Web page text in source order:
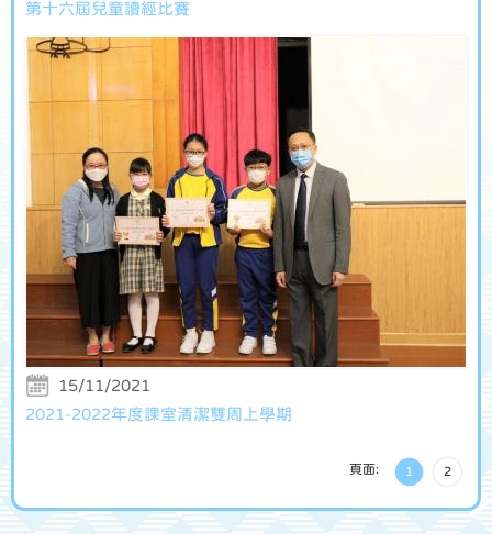
第十六屆兒童讀經比賽
15/11/2021
2021-2022年度課室清潔雙周上學期
頁面: 1 2